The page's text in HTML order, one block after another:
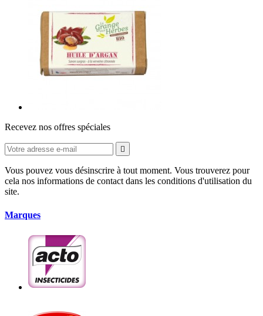
Recevez nos offres spéciales

Vous pouvez vous désinscrire à tout moment. Vous trouverez pour
cela nos informations de contact dans les conditions d'utilisation du
site.
Marques